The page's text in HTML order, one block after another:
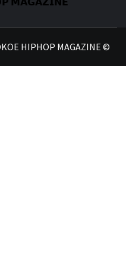
HIPHOP MAGAZINE ©